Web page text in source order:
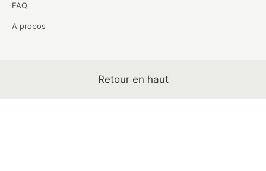
FAQ
A propos
Retour en haut